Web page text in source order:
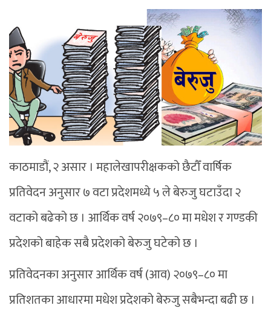
काठमाडौं, २ असार । महालेखापरीक्षकको छैटौँ वार्षिक
प्रतिवेदन अनुसार ७ वटा प्रदेशमध्ये ५ ले बेरुजु घटाउँदा २
वटाको बढेको छ । आर्थिक वर्ष २०७९–८० मा मधेश र गण्डकी
प्रदेशको बाहेक सबै प्रदेशको बेरुजु घटेको छ ।
प्रतिवेदनका अनुसार आर्थिक वर्ष (आव) २०७९–८० मा
प्रतिशतका आधारमा मधेश प्रदेशको बेरुजु सबैभन्दा बढी छ ।